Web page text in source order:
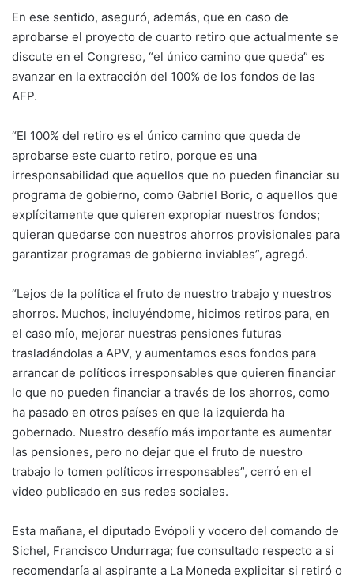
En ese sentido, aseguró, además, que en caso de
aprobarse el proyecto de cuarto retiro que actualmente se
discute en el Congreso, “el único camino que queda” es
avanzar en la extracción del 100% de los fondos de las
AFP.
“El 100% del retiro es el único camino que queda de
aprobarse este cuarto retiro, porque es una
irresponsabilidad que aquellos que no pueden financiar su
programa de gobierno, como Gabriel Boric, o aquellos que
explícitamente que quieren expropiar nuestros fondos;
quieran quedarse con nuestros ahorros provisionales para
garantizar programas de gobierno inviables”, agregó.
“Lejos de la política el fruto de nuestro trabajo y nuestros
ahorros. Muchos, incluyéndome, hicimos retiros para, en
el caso mío, mejorar nuestras pensiones futuras
trasladándolas a APV, y aumentamos esos fondos para
arrancar de políticos irresponsables que quieren financiar
lo que no pueden financiar a través de los ahorros, como
ha pasado en otros países en que la izquierda ha
gobernado. Nuestro desafío más importante es aumentar
las pensiones, pero no dejar que el fruto de nuestro
trabajo lo tomen políticos irresponsables”, cerró en el
video publicado en sus redes sociales.
Esta mañana, el diputado Evópoli y vocero del comando de
Sichel, Francisco Undurraga; fue consultado respecto a si
recomendaría al aspirante a La Moneda explicitar si retiró o